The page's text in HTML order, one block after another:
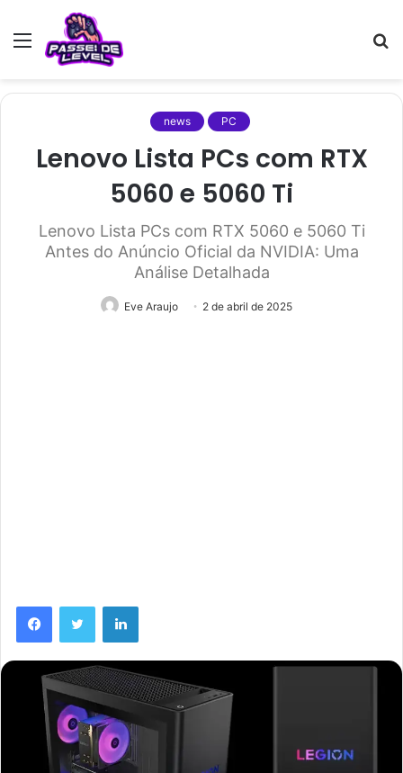
Menu
news PC
Lenovo Lista PCs com RTX
5060 e 5060 Ti
Lenovo Lista PCs com RTX 5060 e 5060 Ti
Antes do Anúncio Oficial da NVIDIA: Uma
Análise Detalhada
Eve Araujo 2 de abril de 2025
FacebookTwitter Linkedin